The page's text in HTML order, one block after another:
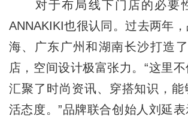
对于布局线下门店的必要
ANNAKIKI也很认同。过去两年
海、广东广州和湖南长沙打造
店，空间设计极富张力。“这里
汇聚了时尚资讯、穿搭知识，能
活态度。”品牌联合创始人刘延